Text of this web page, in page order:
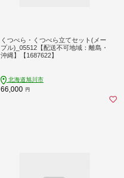
くつべら・くつべら立てセット(メー
プル)_05512【配送不可地域：離島・
沖縄】【1687622】
北海道旭川市
66,000 円